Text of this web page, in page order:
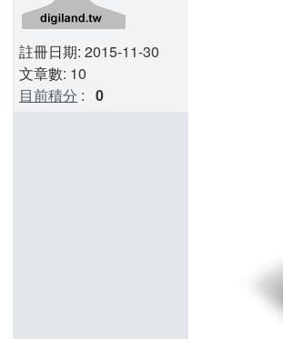
註冊日期: 2015-11-30
文章數: 10
目前積分 : 0